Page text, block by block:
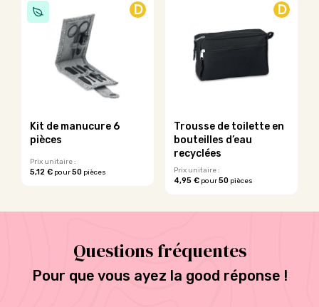
a
plusieurs
variations.
options
peuvent
sur
page
du
produit
variations.
options
peuvent
sur
la
produit
D
Kit de manucure 6
pièces
Prix unitaire :
5,12 € pour50 pièces
a
peuvent
D
Trousse de toilette en
bouteilles d’eau
recyclées
Prix unitaire :
4,95 €pour50pièces
variations.
Les
options
peuvent
Questions fréquentes
Pour que vous ayez la good réponse !